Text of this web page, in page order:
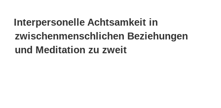
Interpersonelle Achtsamkeit in
zwischenmenschlichen Beziehungen
und Meditation zu zweit